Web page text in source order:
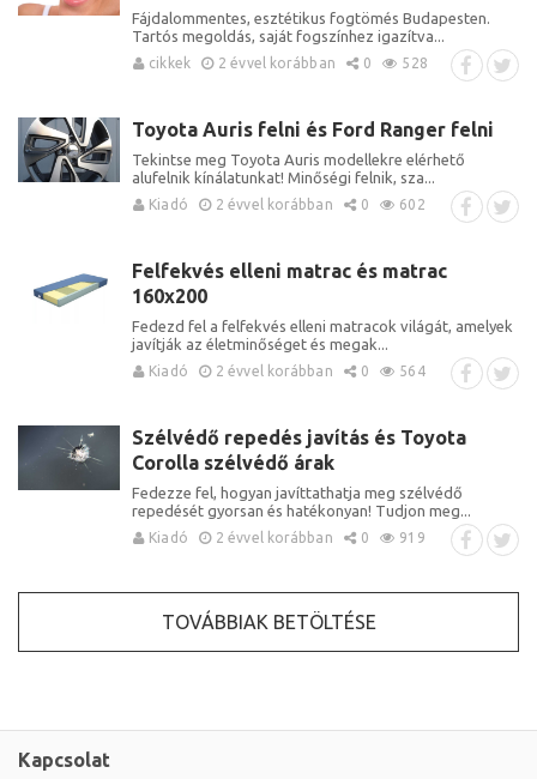
Fájdalommentes, esztétikus fogtömés Budapesten.
Tartós megoldás, saját fogszínhez igazítva...
cikkek 2 évvel korábban 0 528
Toyota Auris felni és Ford Ranger felni
Tekintse meg Toyota Auris modellekre elérhető
alufelnik kínálatunkat! Minőségi felnik, sza...
Kiadó 2 évvel korábban 0 602
Felfekvés elleni matrac és matrac
160x200
Fedezd fel a felfekvés elleni matracok világát, amelyek
javítják az életminőséget és megak...
Kiadó 2 évvel korábban 0 564
Szélvédő repedés javítás és Toyota
Corolla szélvédő árak
Fedezze fel, hogyan javíttathatja meg szélvédő
repedését gyorsan és hatékonyan! Tudjon meg...
Kiadó 2 évvel korábban 0 919
TOVÁBBIAK BETÖLTÉSE
Kapcsolat